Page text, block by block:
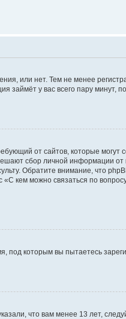
или нет. Тем не менее
займёт у вас всего пару минут,
от сайтов, которые
сбор личной информации
Обратите внимание, что
кем можно связаться по
под которым вы пытаетесь
что вам менее 13 лет,